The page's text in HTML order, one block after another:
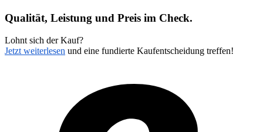
Qualität, Leistung und Preis im Check.
Lohnt sich der Kauf?
Jetzt weiterlesen und eine fundierte Kaufentscheidung treffen!